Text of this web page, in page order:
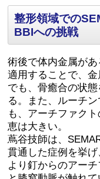
整形領域での
BBIへの挑戦
術後で体内金属が
適用することで、
でも、骨癒合の状
る。また、ルーチ
も、アーチファク
恵は大きい。
蔦谷技師は、
貫通した症例を挙
より釘からのアー